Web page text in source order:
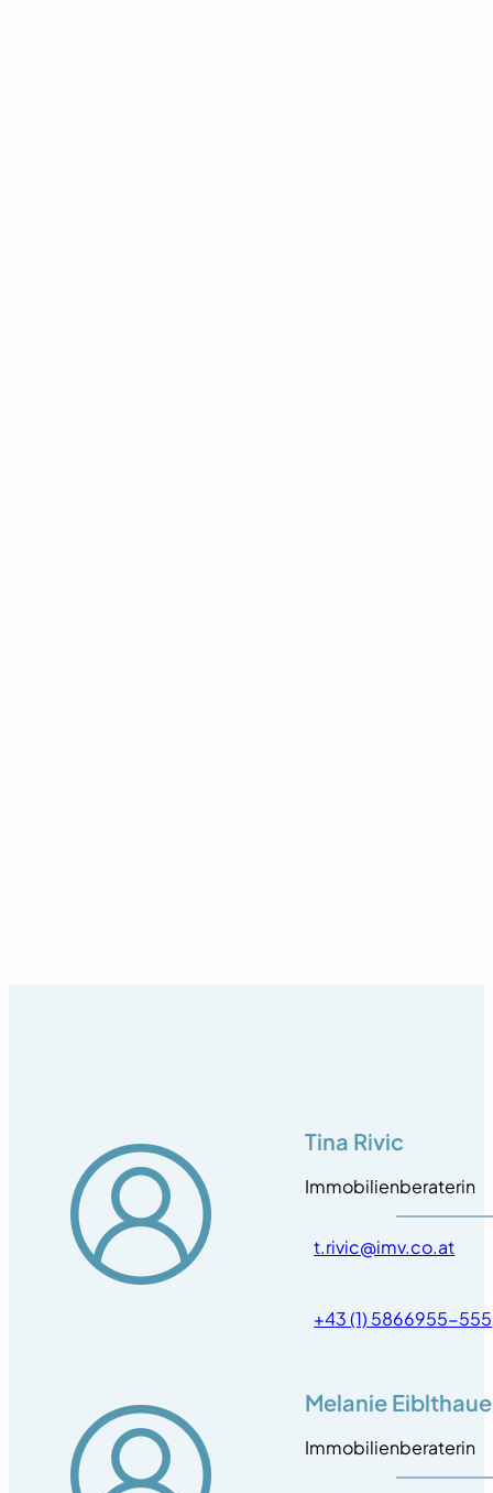
Tina Rivic
Immobilienberaterin
t.rivic@imv.co.at
+43 (1) 5866955-555
Melanie
Immobilienberaterin